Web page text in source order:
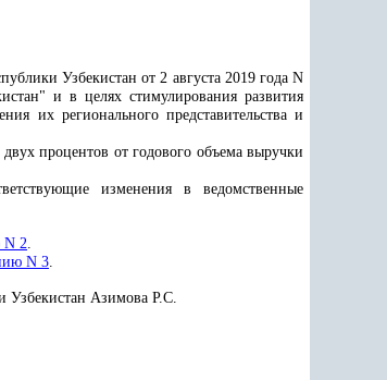
Узбекистан от 2 августа 2019 года N
и в целях стимулирования развития
их регионального представительства и
процентов от годового объема выручки
изменения в ведомственные
N 2.
N 3.
Узбекистан Азимова Р.С.